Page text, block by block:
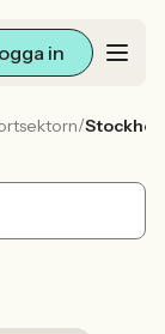
in
/